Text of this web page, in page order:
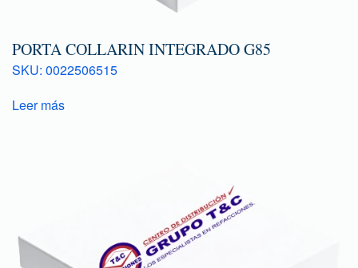
PORTA COLLARIN INTEGRADO G85
SKU: 0022506515
Leer más